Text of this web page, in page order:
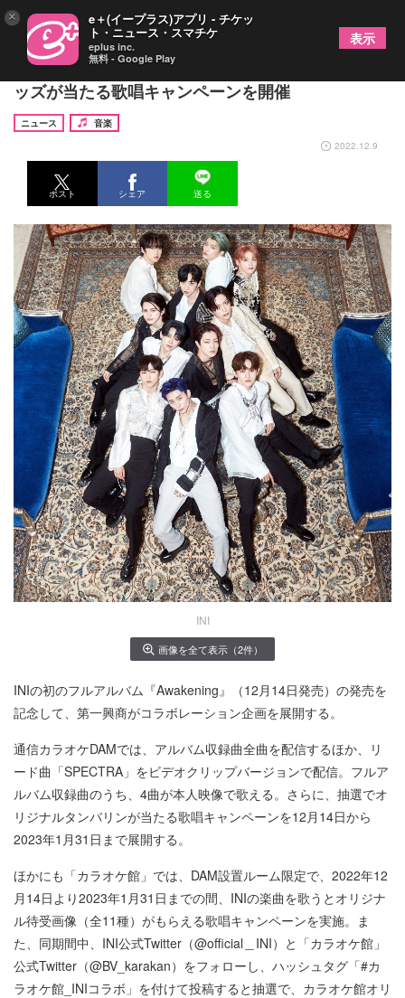
INIとDAMがコラボ、本人映像配信やオリジナルグ
ッズが当たる歌唱キャンペーンを開催
ニュース
音楽
2022.12.9
ポスト シェア 送る
INI
画像を全て表示（2件）
INIの初のフルアルバム『Awakening』（12月14日発売）の発売を
記念して、第一興商がコラボレーション企画を展開する。
通信カラオケDAMでは、アルバム収録曲全曲を配信するほか、リ
ード曲「SPECTRA」をビデオクリップバージョンで配信。フルア
ルバム収録曲のうち、4曲が本人映像で歌える。さらに、抽選でオ
リジナルタンバリンが当たる歌唱キャンペーンを12月14日から
2023年1月31日まで展開する。
ほかにも「カラオケ館」では、DAM設置ルーム限定で、2022年12
月14日より2023年1月31日までの間、INIの楽曲を歌うとオリジナ
ル待受画像（全11種）がもらえる歌唱キャンペーンを実施。ま
た、同期間中、INI公式Twitter（@official＿INI）と「カラオケ館」
公式Twitter（@BV_karakan）をフォローし、ハッシュタグ「#カ
ラオケ館_INIコラボ」を付けて投稿すると抽選で、カラオケ館オリ
× e＋(イープラス)アプリ - チケッ
ト・ニュース・スマチケ
eplus inc.
無料 - Google Play
表示